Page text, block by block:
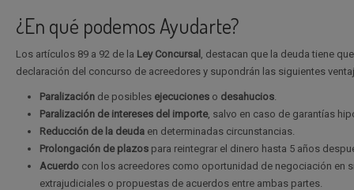
¿En qué podemos Ayudarte?
Los artículos 89 a 92 de la Ley Concursal , destacan que la deuda tiene
declaración del concurso de acreedores y supondrán las siguientes
Paralización de posibles ejecuciones o desahucios.
Paralización de intereses del importe, salvo en caso de garantías
Reducción de la deuda en determinadas circunstancias.
Prolongación de plazos para reintegrar el dinero hasta 5 años
Acuerdo con los acreedores como oportunidad de negociación en
extrajudiciales o propuestas de acuerdos entre ambas partes.